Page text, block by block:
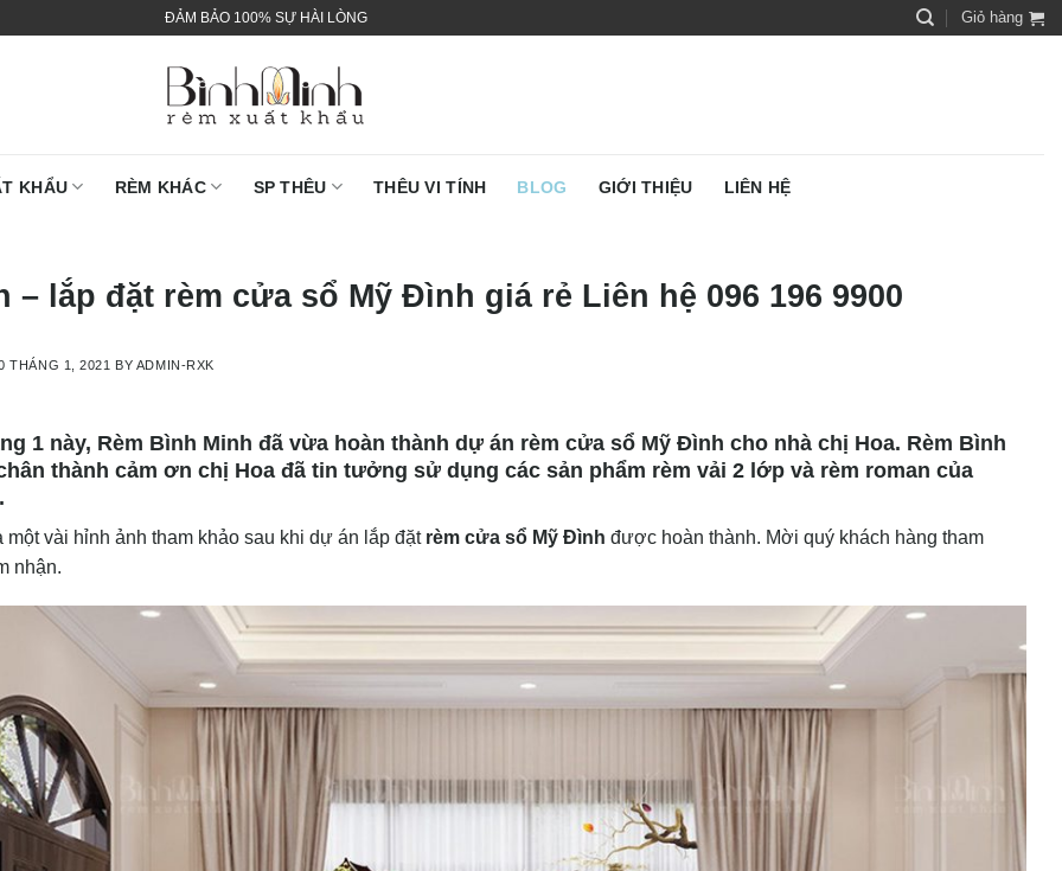
ĐẢM BẢO 100% SỰ HÀI LÒNG Giỏ hàng
KHẨU RÈM KHÁC SP THÊU THÊU VI TÍNH BLOG GIỚI THIỆU LIÊN HỆ
– lắp đặt rèm cửa sổ Mỹ Đình giá rẻ Liên hệ 096 196 9900
THÁNG 1, 2021 BY ADMIN-RXK
1 này, Rèm Bình Minh đã vừa hoàn thành dự án rèm cửa sổ Mỹ Đình cho nhà chị Hoa. Rèm Bình
thành cảm ơn chị Hoa đã tin tưởng sử dụng các sản phẩm rèm vải 2 lớp và rèm roman của
một vài hỉnh ảnh tham khảo sau khi dự án lắp đặt rèm cửa sổ Mỹ Đình được hoàn thành. Mời quý khách hàng tham
nhận.